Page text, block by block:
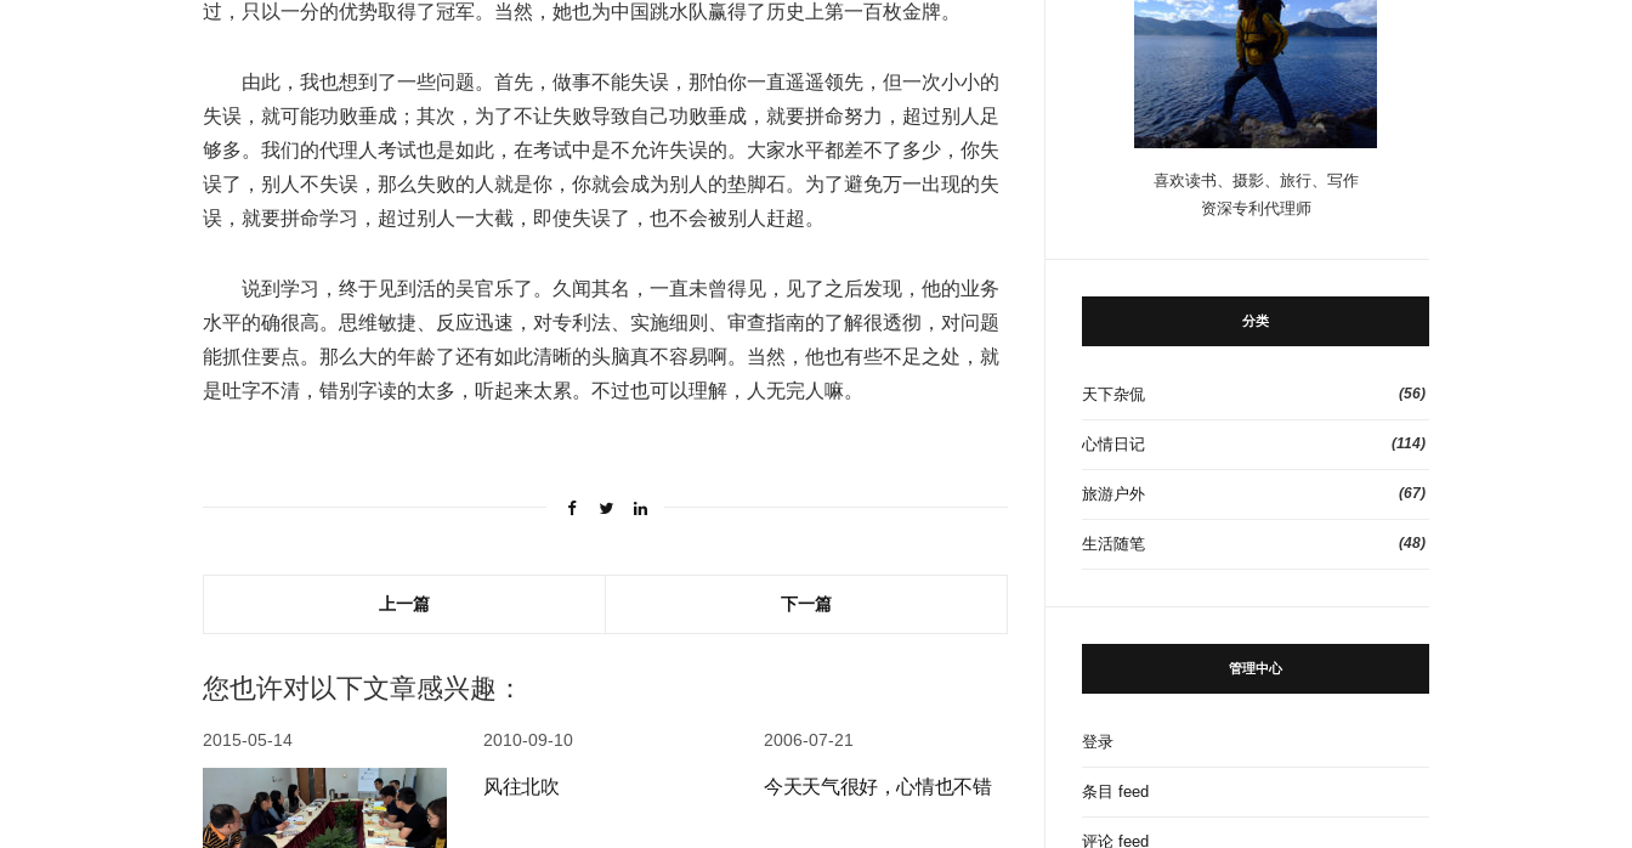
过，只以一分的优势取得了冠军。当然，她也为中国跳水队赢得了历史上第一百枚金牌。
由此，我也想到了一些问题。首先，做事不能失误，那怕你一直遥遥领先，但一次小小的
失误，就可能功败垂成；其次，为了不让失败导致自己功败垂成，就要拼命努力，超过别人足
够多。我们的代理人考试也是如此，在考试中是不允许失误的。大家水平都差不了多少，你失
误了，别人不失误，那么失败的人就是你，你就会成为别人的垫脚石。为了避免万一出现的失
误，就要拼命学习，超过别人一大截，即使失误了，也不会被别人赶超。
说到学习，终于见到活的吴官乐了。久闻其名，一直未曾得见，见了之后发现，他的业务
水平的确很高。思维敏捷、反应迅速，对专利法、实施细则、审查指南的了解很透彻，对问题
能抓住要点。那么大的年龄了还有如此清晰的头脑真不容易啊。当然，他也有些不足之处，就
是吐字不清，错别字读的太多，听起来太累。不过也可以理解，人无完人嘛。
上一篇 下一篇
您也许对以下文章感兴趣：
2015-05-14 2010-09-10
风往北吹
2006-07-21
今天天气很好，心情也不错
喜欢读书、摄影、旅行、写作
资深专利代理师
分类
天下杂侃 (56)
心情日记 (114)
旅游户外 (67)
生活随笔 (48)
管理中心
登录
条目 feed
评论 feed